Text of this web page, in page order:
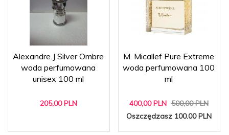
Alexandre.J Silver Ombre
woda perfumowana
unisex 100 ml
205,00 PLN
M. Micallef Pure Extreme
woda perfumowana 100
ml
400,00 PLN 500,00 PLN
Oszczędzasz 100.00 PLN